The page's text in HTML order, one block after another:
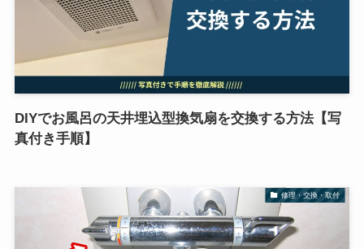
DIYでお風呂の天井埋込型換気扇を交換する方法【写
真付き手順】
修理・交換・取付